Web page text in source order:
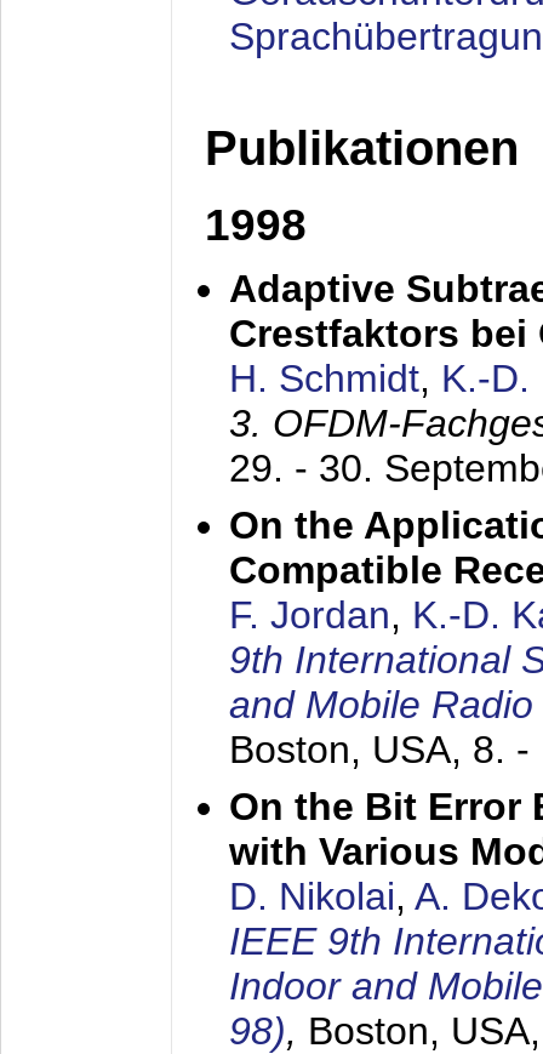
Publikationen
1998
Adaptive
Crestfaktors bei
H. Schmidt, K.-D.
3. OFDM-
29. - 30.
On the
Compatible
F. Jordan, K.-D.
9th International
and Mobile
Boston, USA, 8. -
On the Bit Error
with Various
D. Nikolai, A.
IEEE 9th
Indoor and
98), Boston,